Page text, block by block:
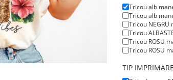
Tricou alb
Tricou alb
Tricou NEGRU
Tricou
Tricou ROSU
Tricou ROSU
TIP IMPRIMARE